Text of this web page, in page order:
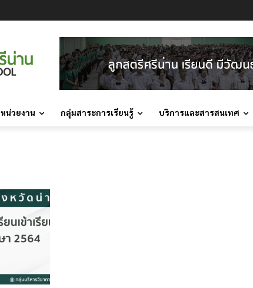
หน่วยงาน กลุ่มสาระการเรียนรู้ บริการและสารสนเทศ